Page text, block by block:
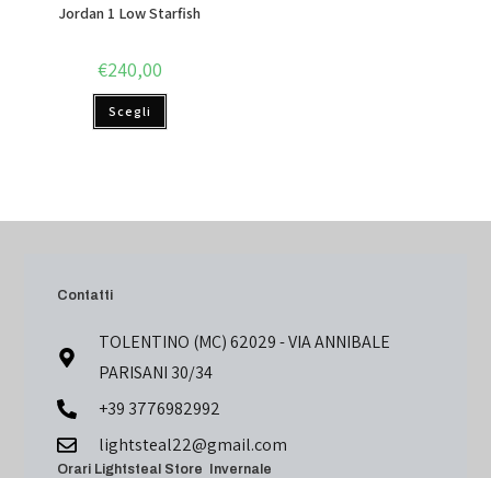
Jordan 1 Low Starfish
€240,00
Scegli
Contatti
TOLENTINO (MC) 62029 - VIA ANNIBALE
PARISANI 30/34
+39 3776982992
lightsteal22@gmail.com
Orari Lightsteal Store Invernale